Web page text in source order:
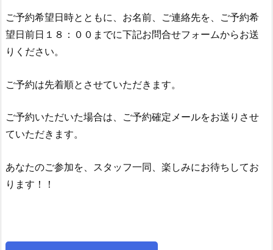
ご予約希望日時とともに、お名前、ご連絡先を、ご予約希
望日前日１８：００までに下記お問合せフォームからお送
りください。
ご予約は先着順とさせていただきます。
ご予約いただいた場合は、ご予約確定メールをお送りさせ
ていただきます。
あなたのご参加を、スタッフ一同、楽しみにお待ちしてお
ります！！